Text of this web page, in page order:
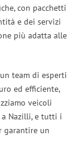
con pacchetti
e dei servizi
più adatta alle
team di esperti
ed efficiente,
veicoli
Nazilli, e tutti i
garantire un